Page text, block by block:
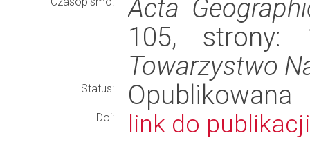
Acta
105, strony:
Towarzystwo
Status: Opublikowana
Doi: link do publikacji